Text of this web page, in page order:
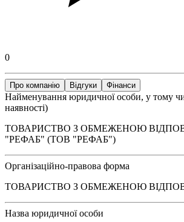
0
Про компанію Відгуки Фінанси
Найменування юридичної особи, у тому
наявності)
ТОВАРИСТВО З ОБМЕЖЕНОЮ
"РЕФАБ" (ТОВ "РЕФАБ")
Організаційно-правова форма
ТОВАРИСТВО З ОБМЕЖЕНОЮ
Назва юридичної особи